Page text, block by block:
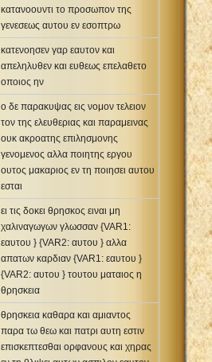
κατανοουντι το προσωπον της
γενεσεως αυτου εν εσοπτρω
κατενοησεν γαρ εαυτον και
απεληλυθεν και ευθεως επελαθετο
οποιος ην
ο δε παρακυψας εις νομον τελειον
τον της ελευθεριας και παραμεινας
ουκ ακροατης επιλησμονης
γενομενος αλλα ποιητης εργου
ουτος μακαριος εν τη ποιησει αυτου
εσται
ει τις δοκει θρησκος ειναι μη
χαλιναγωγων γλωσσαν {VAR1:
εαυτου } {VAR2: αυτου } αλλα
απατων καρδιαν {VAR1: εαυτου }
{VAR2: αυτου } τουτου ματαιος η
θρησκεια
θρησκεια καθαρα και αμιαντος
παρα τω θεω και πατρι αυτη εστιν
επισκεπτεσθαι ορφανους και χηρας